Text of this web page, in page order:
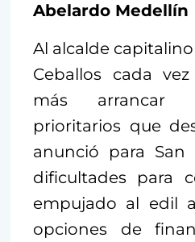
Abelardo Medellín
Al alcalde
Ceballos cada
más arrancar
prioritarios que
anunció para San
dificultades para
empujado al edil
opciones de